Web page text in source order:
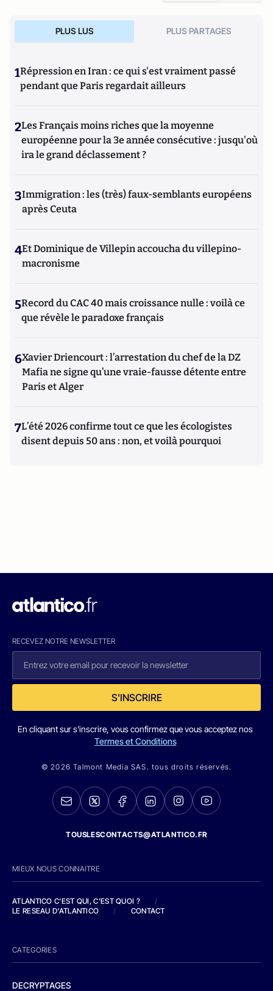
PLUS LUS PLUS PARTAGES
1Répression en Iran : ce qui s'est vraiment passé
pendant que Paris regardait ailleurs
2Les Français moins riches que la moyenne
européenne pour la 3e année consécutive : jusqu'où
ira le grand déclassement ?
3Immigration : les (très) faux-semblants européens
après Ceuta
4Et Dominique de Villepin accoucha du villepino-
macronisme
5Record du CAC 40 mais croissance nulle : voilà ce
que révèle le paradoxe français
6Xavier Driencourt : l’arrestation du chef de la DZ
Mafia ne signe qu’une vraie-fausse détente entre
Paris et Alger
7L’été 2026 confirme tout ce que les écologistes
disent depuis 50 ans : non, et voilà pourquoi
RECEVEZ NOTRE NEWSLETTER
S'INSCRIRE
En cliquant sur s'inscrire, vous confirmez que vous acceptez nos
Termes et Conditions
© 2026 Talmont Media SAS. tous droits réservés.
TOUSLESCONTACTS@ATLANTICO.FR
MIEUX NOUS CONNAITRE
ATLANTICO C'EST QUI, C'EST QUOI ?
/
LE RESEAU D'ATLANTICO
/ CONTACT
CATEGORIES
DECRYPTAGES